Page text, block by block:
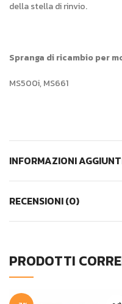
della stella di rinvio.
Spranga di ricambio per
MS500i, MS661
INFORMAZIONI
RECENSIONI (0)
PRODOTTI